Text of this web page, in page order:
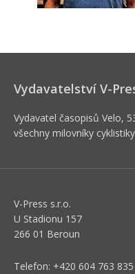
Vydavatelství V-
Vydavatel časopisů Velo,
všechny milovníky
V-Press s.r.o.
U Stadionu 157
266 01 Beroun
Telefon: +420 604 763 835